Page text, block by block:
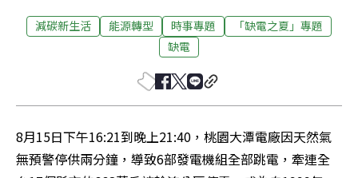
減碳新生活 能源轉型 時事專題
「缺電之夏」專題
缺電
8月15日下午16:21到晚上21:40，桃園大潭電廠因天然氣
無預警停供兩分鐘，導致6部發電機組全部跳電，牽連全